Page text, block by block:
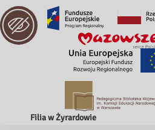
Filia w Żyrardowie